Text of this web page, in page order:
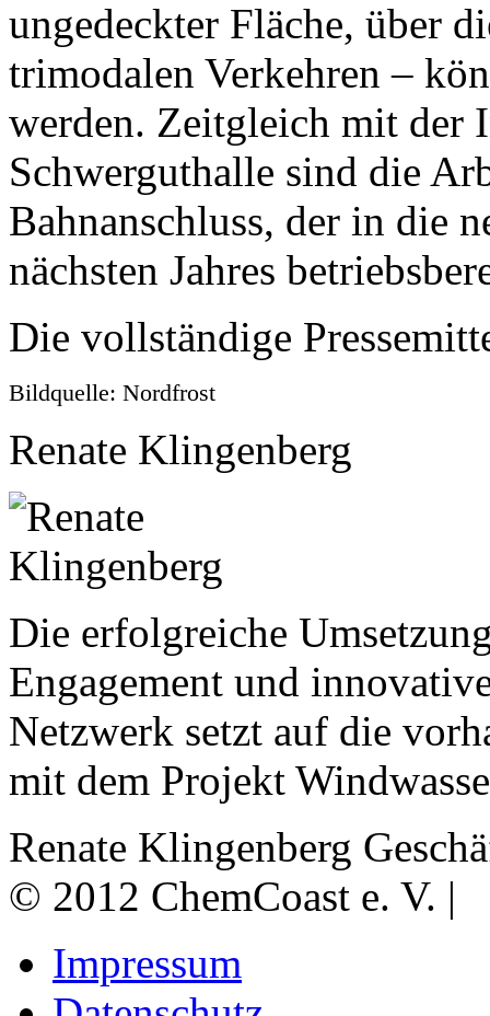
ungedeckter Fläche, über
trimodalen Verkehren –
werden. Zeitgleich mit der
Schwerguthalle sind die
Bahnanschluss, der in die
nächsten Jahres
Die vollständige
Bildquelle: Nordfrost
Renate Klingenberg
Die erfolgreiche
Engagement und
Netzwerk setzt auf die
mit dem Projekt
Renate Klingenberg
© 2012 ChemCoast e. V. |
Impressum